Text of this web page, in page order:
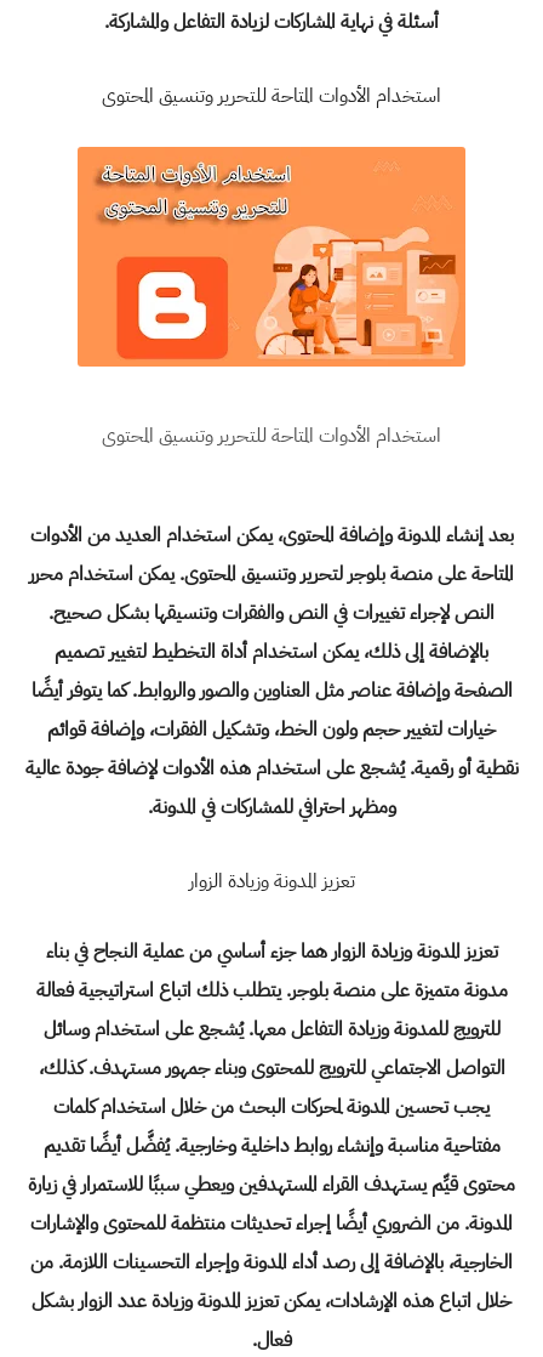
أسئلة في نهاية المشاركات لزيادة التفاعل والمشاركة.
استخدام الأدوات المتاحة للتحرير وتنسيق المحتوى
استخدام الأدوات المتاحة للتحرير وتنسيق المحتوى
بعدإنشاء المدونةوإضافة المحتوى، يمكن استخدام العديد من الأدوات
المتاحة على منصة بلوجر لتحرير وتنسيق المحتوى. يمكن استخدام محرر
النص لإجراء تغييرات في النص والفقرات وتنسيقها بشكل صحيح.
بالإضافة إلى ذلك، يمكن استخدام أداة التخطيط لتغيير تصميم
الصفحة وإضافة عناصر مثل العناوين والصور والروابط. كما يتوفر أيضًا
خيارات لتغيير حجم ولون الخط، وتشكيل الفقرات، وإضافة قوائم
نقطية أو رقمية. يُشجع على استخدام هذه الأدوات لإضافة جودة عالية
ومظهر احترافي للمشاركات في المدونة.
تعزيز المدونة وزيادة الزوار
تعزيز المدونة وزيادة الزوار هما جزء أساسي من عملية النجاح في بناء
مدونة متميزة على منصة بلوجر. يتطلب ذلك اتباع استراتيجية فعالة
للترويج للمدونة وزيادة التفاعل معها. يُشجع على استخدام وسائل
التواصل الاجتماعي للترويج للمحتوى وبناء جمهور مستهدف. كذلك،
يجب تحسين المدونة لمحركات البحث من خلال استخدام كلمات
مفتاحية مناسبة وإنشاءروابط داخلية وخارجية. يُفضَّل أيضًا تقديم
محتوى قيِّم يستهدف القراء المستهدفين ويعطي سببًا للاستمرار في زيارة
المدونة. من الضروري أيضًا إجراء تحديثات منتظمة للمحتوى والإشارات
الخارجية، بالإضافة إلى رصد أداء المدونة وإجراء التحسينات اللازمة. من
خلال اتباع هذه الإرشادات، يمكن تعزيز المدونة وزيادة عدد الزوار بشكل
فعال.